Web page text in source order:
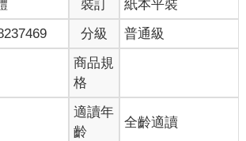
裝訂
紙本平裝
分級 普通級
商品規
格
適讀年
齡
全齡適讀